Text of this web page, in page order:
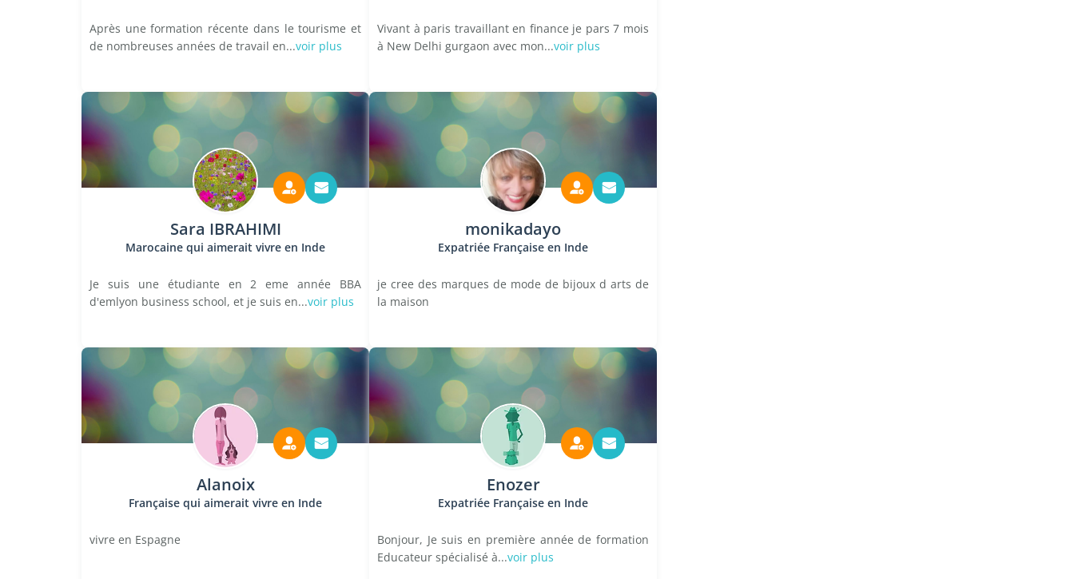
Après une formation récente dans le tourisme et
de nombreuses années de travail en...voir plus
Vivant à paris travaillant en finance je pars 7 mois
à New Delhi gurgaon avec mon...voir plus
Sara IBRAHIMI
Marocaine qui aimerait vivre en Inde
Je suis une étudiante en 2 eme année BBA
d'emlyon business school, et je suis en...voir plus
monikadayo
Expatriée Française en Inde
je cree des marques de mode de bijoux d arts de
la maison
Alanoix
Française qui aimerait vivre en Inde
vivre en Espagne
Enozer
Expatriée Française en Inde
Bonjour, Je suis en première année de formation
Educateur spécialisé à...voir plus